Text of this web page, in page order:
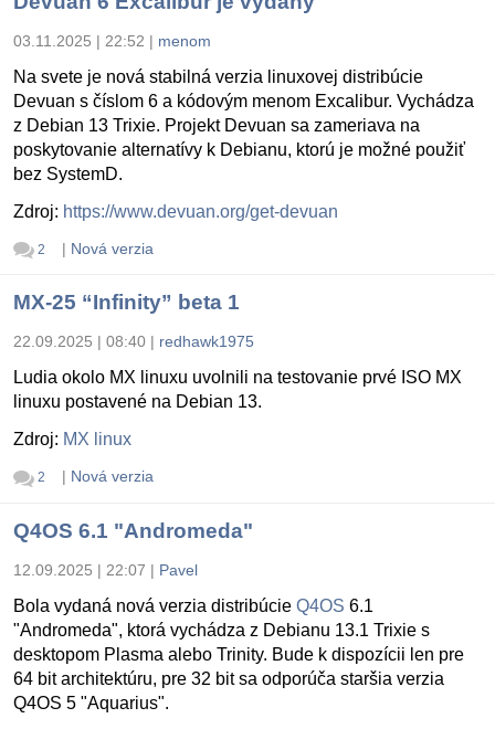
03.11.2025 | 22:52 | menom
Na svete je nová stabilná verzia linuxovej distribúcie
Devuan s číslom 6 a kódovým menom Excalibur. Vychádza
z Debian 13 Trixie. Projekt Devuan sa zameriava na
poskytovanie alternatívy k Debianu, ktorú je možné použiť
bez SystemD.
Zdroj: https://www.devuan.org/get-devuan
2 | Nová verzia
MX-25 “Infinity” beta 1
22.09.2025 | 08:40 | redhawk1975
Ludia okolo MX linuxu uvolnili na testovanie prvé ISO MX
linuxu postavené na Debian 13.
Zdroj: MX linux
2 | Nová verzia
Q4OS 6.1 "Andromeda"
12.09.2025 | 22:07 | Pavel
Bola vydaná nová verzia distribúcie Q4OS 6.1
"Andromeda", ktorá vychádza z Debianu 13.1 Trixie s
desktopom Plasma alebo Trinity. Bude k dispozícii len pre
64 bit architektúru, pre 32 bit sa odporúča staršia verzia
Q4OS 5 "Aquarius".